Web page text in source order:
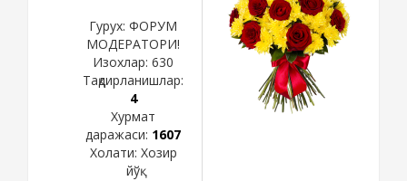
Гурух: ФОРУМ
МОДЕРАТОРИ!
Изохлар: 630
Тақдирланишлар:
4
Хурмат
даражаси: 1607
Холати: Хозир
йўқ